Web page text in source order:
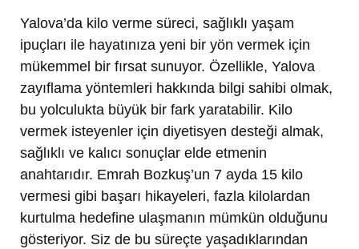
Yalova’da kilo verme süreci, sağlıklı yaşam
ipuçları ile hayatınıza yeni bir yön vermek için
mükemmel bir fırsat sunuyor. Özellikle, Yalova
zayıflama yöntemleri hakkında bilgi sahibi olmak,
bu yolculukta büyük bir fark yaratabilir. Kilo
vermek isteyenler için diyetisyen desteği almak,
sağlıklı ve kalıcı sonuçlar elde etmenin
anahtarıdır. Emrah Bozkuş’un 7 ayda 15 kilo
vermesi gibi başarı hikayeleri, fazla kilolardan
kurtulma hedefine ulaşmanın mümkün olduğunu
gösteriyor. Siz de bu süreçte yaşadıklarından